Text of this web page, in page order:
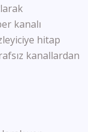
kanalı
hitap
kanallardan